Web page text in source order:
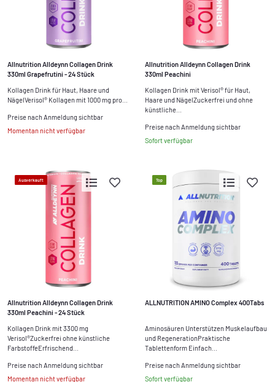
Allnutrition Alldeynn Collagen Drink
330ml Grapefrutini - 24 Stück
Kollagen Drink für Haut, Haare und
NägelVerisol® Kollagen mit 1000 mg pro...
Preise nach Anmeldung sichtbar
Momentan nicht verfügbar
Allnutrition Alldeynn Collagen Drink
330ml Peachini
Kollagen Drink mit Verisol® für Haut,
Haare und NägelZuckerfrei und ohne
künstliche...
Preise nach Anmeldung sichtbar
Sofort verfügbar
Ausverkauft
Allnutrition Alldeynn Collagen Drink
330ml Peachini - 24 Stück
Kollagen Drink mit 3300 mg
Verisol®Zuckerfrei ohne künstliche
FarbstoffeErfrischend...
Preise nach Anmeldung sichtbar
Momentan nicht verfügbar
Top
ALLNUTRITION AMINO Complex 400Tabs
Aminosäuren Unterstützen Muskelaufbau
und RegenerationPraktische
Tablettenform Einfach...
Preise nach Anmeldung sichtbar
Sofort verfügbar